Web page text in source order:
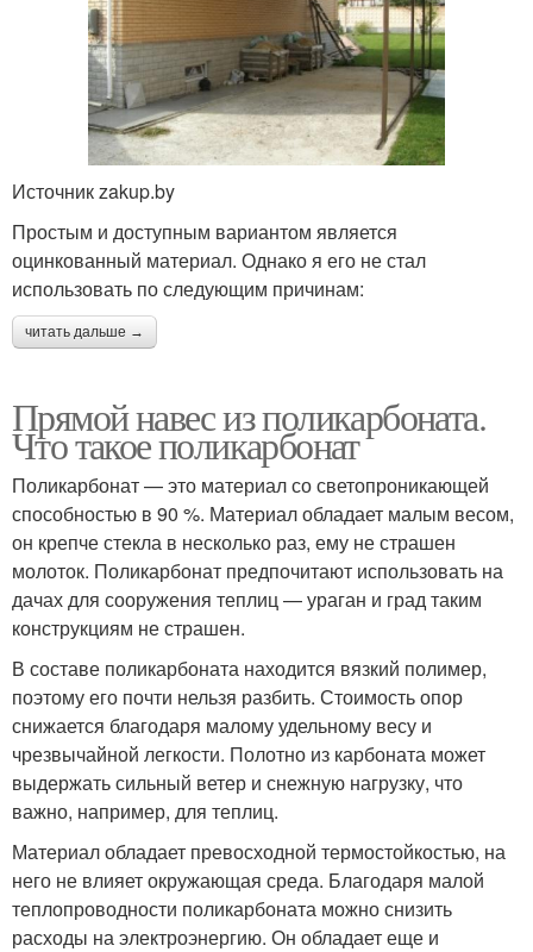
Источник zakup.by
Простым и доступным вариантом является
оцинкованный материал. Однако я его не стал
использовать по следующим причинам:
читать дальше →
Прямой навес из поликарбоната.
Что такое поликарбонат
Поликарбонат — это материал со светопроникающей
способностью в 90 %. Материал обладает малым весом,
он крепче стекла в несколько раз, ему не страшен
молоток. Поликарбонат предпочитают использовать на
дачах для сооружения теплиц — ураган и град таким
конструкциям не страшен.
В составе поликарбоната находится вязкий полимер,
поэтому его почти нельзя разбить. Стоимость опор
снижается благодаря малому удельному весу и
чрезвычайной легкости. Полотно из карбоната может
выдержать сильный ветер и снежную нагрузку, что
важно, например, для теплиц.
Материал обладает превосходной термостойкостью, на
него не влияет окружающая среда. Благодаря малой
теплопроводности поликарбоната можно снизить
расходы на электроэнергию. Он обладает еще и